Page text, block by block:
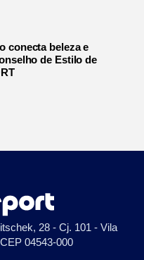
conecta beleza e
de Estilo de
28 - Cj. 101 - Vila
04543-000